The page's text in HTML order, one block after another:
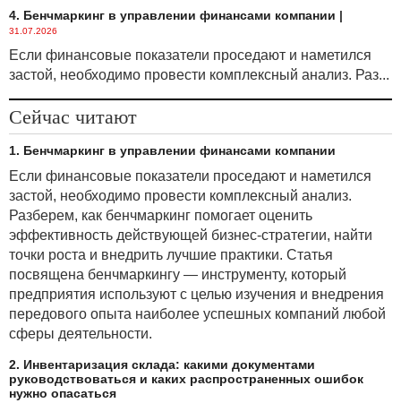
4. Бенчмаркинг в управлении финансами компании |
31.07.2026
Если финансовые показатели проседают и наметился
застой, необходимо провести комплексный анализ. Раз...
Сейчас читают
1. Бенчмаркинг в управлении финансами компании
Если финансовые показатели проседают и наметился
застой, необходимо провести комплексный анализ.
Разберем, как бенчмаркинг помогает оценить
эффективность действующей бизнес-стратегии, найти
точки роста и внедрить лучшие практики. Статья
посвящена бенчмаркингу — инструменту, который
предприятия используют с целью изучения и внедрения
передового опыта наиболее успешных компаний любой
сферы деятельности.
2. Инвентаризация склада: какими документами
руководствоваться и каких распространенных ошибок
нужно опасаться